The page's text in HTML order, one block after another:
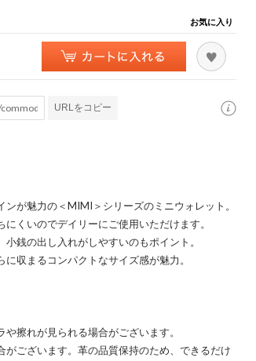
お気に入り
URLをコピー
が魅力の＜MIMI＞シリーズのミニウォレット。
くいのでデイリーにご使用いただけます。
銭の出し入れがしやすいのもポイント。
収まるコンパクトなサイズ感が魅力。
擦れが見られる場合がございます。
ございます。革の品質保持のため、できるだけ